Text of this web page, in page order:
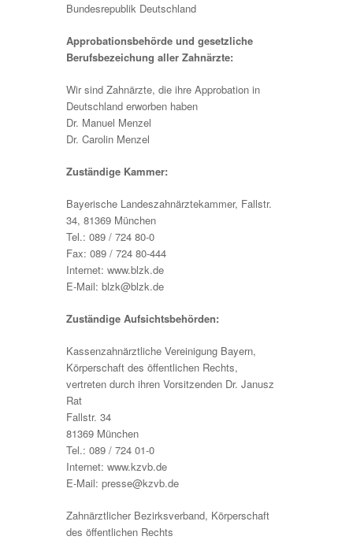
Bundesrepublik Deutschland
Approbationsbehörde und gesetzliche
Berufsbezeichung aller Zahnärzte:
Wir sind Zahnärzte, die ihre Approbation in
Deutschland erworben haben
Dr. Manuel Menzel
Dr. Carolin Menzel
Zuständige Kammer:
Bayerische Landeszahnärztekammer, Fallstr.
34, 81369 München
Tel.: 089 / 724 80-0
Fax: 089 / 724 80-444
Internet: www.blzk.de
E-Mail: blzk@blzk.de
Zuständige Aufsichtsbehörden:
Kassenzahnärztliche Vereinigung Bayern,
Körperschaft des öffentlichen Rechts,
vertreten durch ihren Vorsitzenden Dr. Janusz
Rat
Fallstr. 34
81369 München
Tel.: 089 / 724 01-0
Internet: www.kzvb.de
E-Mail: presse@kzvb.de
Zahnärztlicher Bezirksverband, Körperschaft
des öffentlichen Rechts